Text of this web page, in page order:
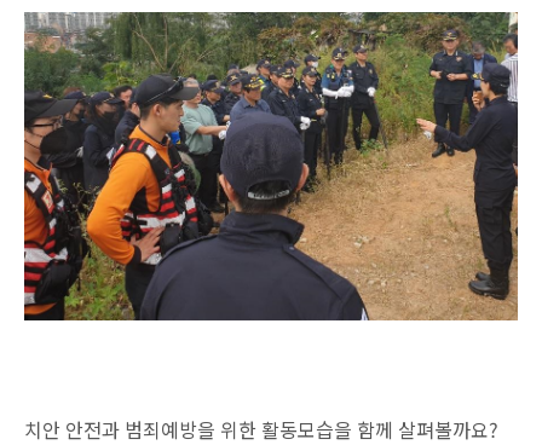
치안 안전과 범죄예방을 위한 활동모습을 함께 살펴볼까요?